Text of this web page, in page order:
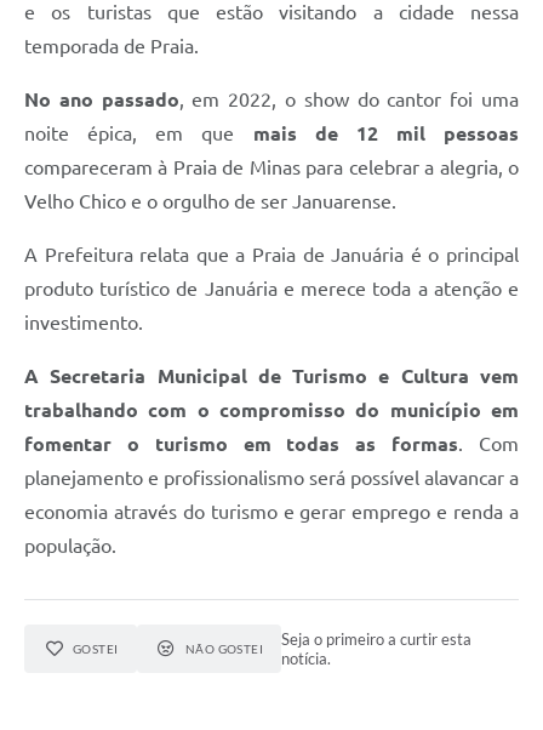
e os turistas que estão visitando a cidade nessa
temporada de Praia.
No ano passado, em 2022, o show do cantor foi uma
noite épica, em que mais de 12 mil pessoas
compareceram à Praia de Minas para celebrar a alegria, o
Velho Chico e o orgulho de ser Januarense.
A Prefeitura relata que a Praia de Januária é o principal
produto turístico de Januária e merece toda a atenção e
investimento.
A Secretaria Municipal de Turismo e Cultura vem
trabalhando com o compromisso do município em
fomentar o turismo em todas as formas. Com
planejamento e profissionalismo será possível alavancar a
economia através do turismo e gerar emprego e renda a
população.
GOSTEI NÃO GOSTEI
Seja o primeiro a curtir esta
notícia.